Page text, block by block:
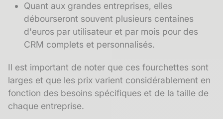
Quant aux grandes entreprises, elles
débourseront souvent plusieurs centaines
d'euros par utilisateur et par mois pour des
CRM complets et personnalisés.
Il est important de noter que ces fourchettes sont
larges et que les prix varient considérablement en
fonction des besoins spécifiques et de la taille de
chaque entreprise.